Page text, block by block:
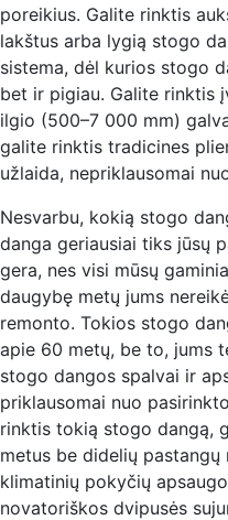
poreikius. Galite rinktis
lakštus arba lygią stogo
sistema, dėl kurios stogo
bet ir pigiau. Galite rinktis
ilgio (500–7 000 mm)
galite rinktis tradicines
užlaida, nepriklausomai
Nesvarbu, kokią stogo
danga geriausiai tiks jūsų
gera, nes visi mūsų
daugybę metų jums
remonto. Tokios stogo
apie 60 metų, be to, jums
stogo dangos spalvai ir
priklausomai nuo
rinktis tokią stogo dangą,
metus be didelių
klimatinių pokyčių
novatoriškos dvipusės